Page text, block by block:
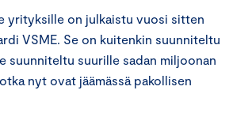
yrityksille on julkaistu vuosi sitten
VSME. Se on kuitenkin suunniteltu
suunniteltu suurille sadan miljoonan
nyt ovat jäämässä pakollisen